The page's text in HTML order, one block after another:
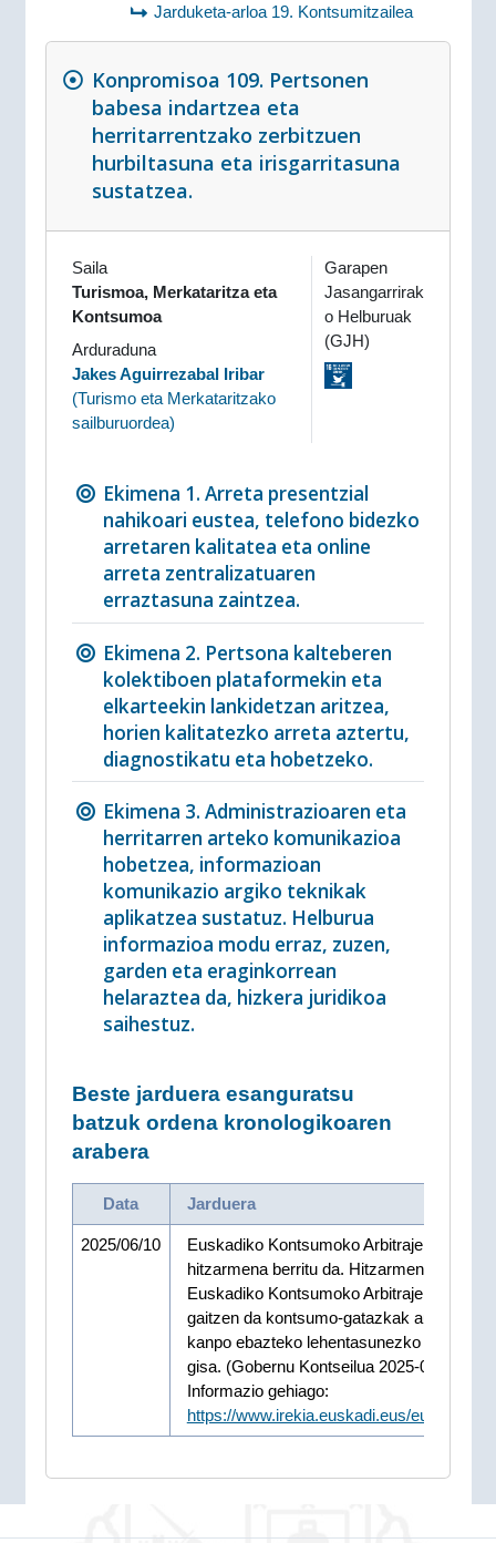
Jarduketa-arloa 19. Kontsumitzailea
Konpromisoa 109. Pertsonen
babesa indartzea eta
herritarrentzako zerbitzuen
hurbiltasuna eta irisgarritasuna
sustatzea.
Saila
Turismoa, Merkataritza eta
Kontsumoa
Arduraduna
Jakes Aguirrezabal Iribar
(Turismo eta Merkataritzako
sailburuordea)
Garapen
Jasangarrirak
o Helburuak
(GJH)
Ekimena 1. Arreta presentzial
nahikoari eustea, telefono bidezko
arretaren kalitatea eta online
arreta zentralizatuaren
erraztasuna zaintzea.
Ekimena 2. Pertsona kalteberen
kolektiboen plataformekin eta
elkarteekin lankidetzan aritzea,
horien kalitatezko arreta aztertu,
diagnostikatu eta hobetzeko.
Ekimena 3. Administrazioaren eta
herritarren arteko komunikazioa
hobetzea, informazioan
komunikazio argiko teknikak
aplikatzea sustatuz. Helburua
informazioa modu erraz, zuzen,
garden eta eraginkorrean
helaraztea da, hizkera juridikoa
saihestuz.
Beste jarduera esanguratsu
batzuk ordena kronologikoaren
arabera
Data Jarduera
2025/06/10
Euskadiko Kontsumoko Arbitraje
hitzarmena berritu da. Hitzarmen honen
Euskadiko Kontsumoko Arbitraje
gaitzen da kontsumo-gatazkak auzibidetik
kanpo ebazteko lehentasunezko erakunde
gisa. (Gobernu Kontseilua 2025-06-10)
Informazio gehiago:
https://www.irekia.euskadi.eus/eu/news/